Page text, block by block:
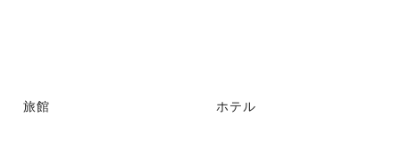
旅館 ホテル